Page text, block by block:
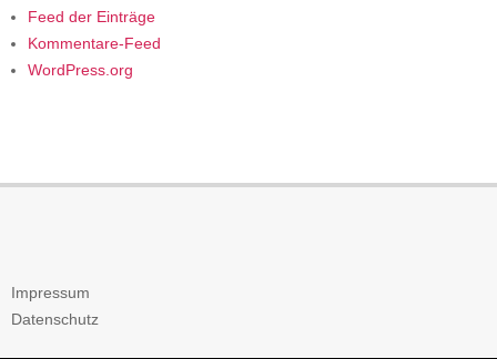
Feed der Einträge
Kommentare-Feed
WordPress.org
Impressum
Datenschutz